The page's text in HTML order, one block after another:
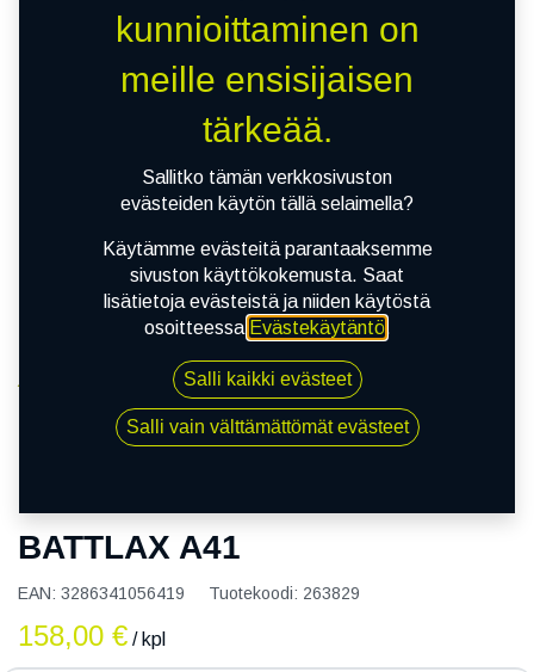
120/70R19 60V BRIDGESTONE BATTLAX A41
BATTLAX A41
EAN: 3286341056419 Tuotekoodi: 263829
158,00 € / kpl
kunnioittaminen on
meille ensisijaisen
tärkeää.
Sallitko tämän verkkosivuston
evästeiden käytön tällä selaimella?
Käytämme evästeitä parantaaksemme
sivuston käyttökokemusta. Saat
lisätietoja evästeistä ja niiden käytöstä
osoitteessa Evästekäytäntö.
Salli kaikki evästeet
Salli vain välttämättömät evästeet